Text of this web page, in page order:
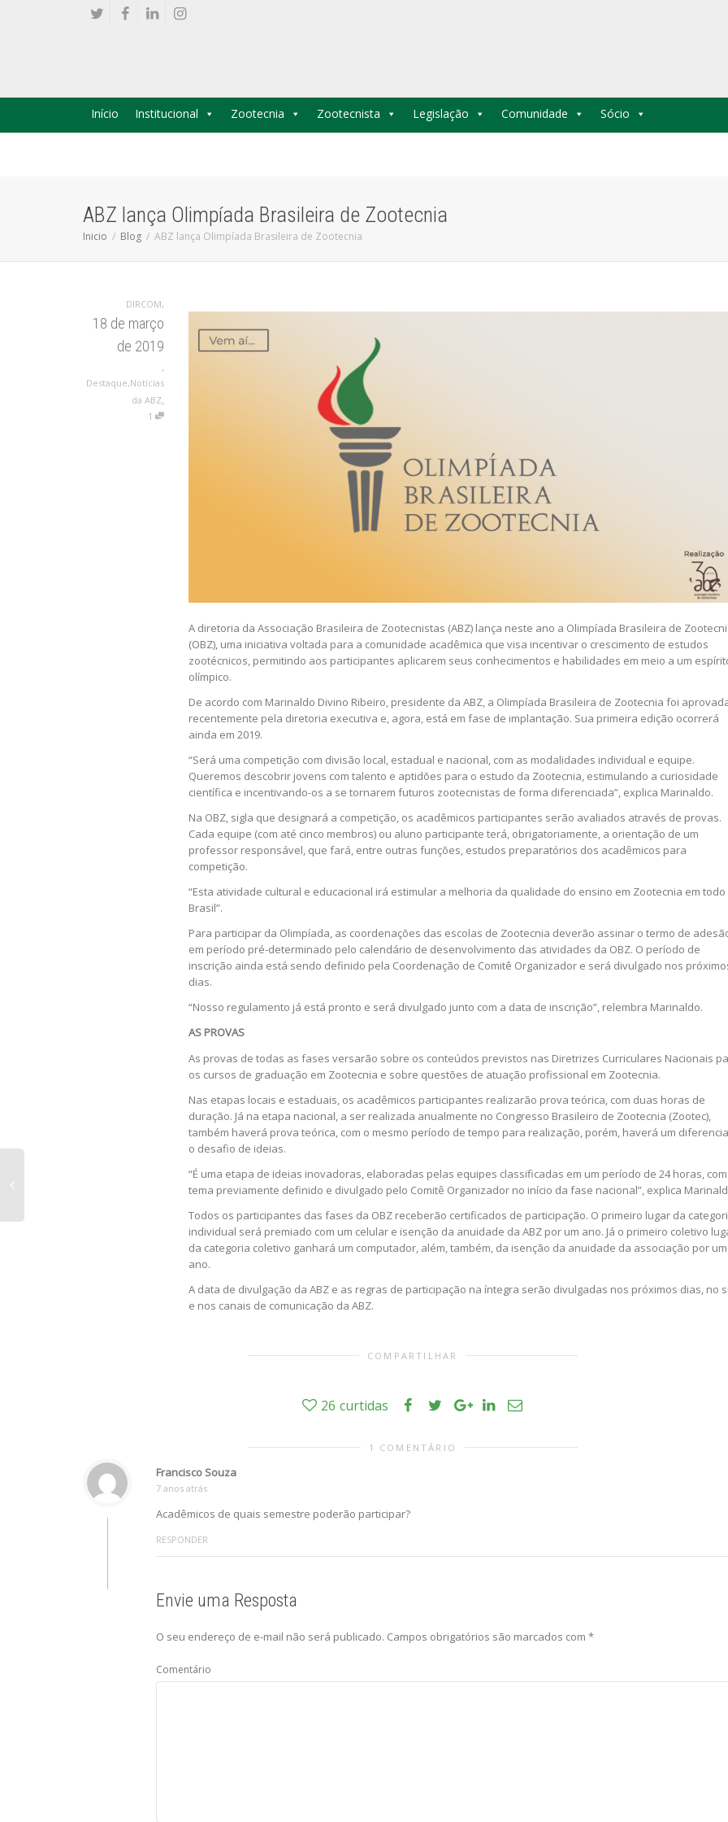
Início Institucional Zootecnia Zootecnista Legislação Comunidade Sócio
ABZ lança Olimpíada Brasileira de Zootecnia
Inicio Blog ABZ lança Olimpíada Brasileira de Zootecnia
DIRCOM,
18 de março
de 2019
Destaque,Notícias
da ABZ
1
A diretoria da Associação Brasileira de Zootecnistas (ABZ) lança neste ano a Olimpíada Brasileira de
(OBZ), uma iniciativa voltada para a comunidade acadêmica que visa incentivar o crescimento de estudos
zootécnicos, permitindo aos participantes aplicarem seus conhecimentos e habilidades em meio a um
olímpico.
De acordo com Marinaldo Divino Ribeiro, presidente da ABZ, a Olimpíada Brasileira de Zootecnia foi
recentemente pela diretoria executiva e, agora, está em fase de implantação. Sua primeira edição ocorrerá
ainda em 2019.
“Será uma competição com divisão local, estadual e nacional, com as modalidades individual e equipe.
Queremos descobrir jovens com talento e aptidões para o estudo da Zootecnia, estimulando a curiosidade
científica e incentivando-os a se tornarem futuros zootecnistas de forma diferenciada”, explica Marinaldo.
Na OBZ, sigla que designará a competição, os acadêmicos participantes serão avaliados através de provas.
Cada equipe (com até cinco membros) ou aluno participante terá, obrigatoriamente, a orientação de um
professor responsável, que fará, entre outras funções, estudos preparatórios dos acadêmicos para
competição.
“Esta atividade cultural e educacional irá estimular a melhoria da qualidade do ensino em Zootecnia em todo
Brasil”.
Para participar da Olimpíada, as coordenações das escolas de Zootecnia deverão assinar o termo de
em período pré-determinado pelo calendário de desenvolvimento das atividades da OBZ. O período de
inscrição ainda está sendo definido pela Coordenação de Comitê Organizador e será divulgado nos
dias.
“Nosso regulamento já está pronto e será divulgado junto com a data de inscrição”, relembra Marinaldo.
AS PROVAS
As provas de todas as fases versarão sobre os conteúdos previstos nas Diretrizes Curriculares Nacionais
os cursos de graduação em Zootecnia e sobre questões de atuação profissional em Zootecnia.
Nas etapas locais e estaduais, os acadêmicos participantes realizarão prova teórica, com duas horas de
duração. Já na etapa nacional, a ser realizada anualmente no Congresso Brasileiro de Zootecnia (Zootec),
também haverá prova teórica, com o mesmo período de tempo para realização, porém, haverá um
o desafio de ideias.
“É uma etapa de ideias inovadoras, elaboradas pelas equipes classificadas em um período de 24 horas, com
tema previamente definido e divulgado pelo Comitê Organizador no início da fase nacional”, explica
Todos os participantes das fases da OBZ receberão certificados de participação. O primeiro lugar da
individual será premiado com um celular e isenção da anuidade da ABZ por um ano. Já o primeiro coletivo
da categoria coletivo ganhará um computador, além, também, da isenção da anuidade da associação por um
ano.
A data de divulgação da ABZ e as regras de participação na íntegra serão divulgadas nos próximos dias, no
e nos canais de comunicação da ABZ.
COMPARTILHAR
26 curtidas
1 COMENTÁRIO
Francisco Souza
7 anos atrás
Acadêmicos de quais semestre poderão participar?
RESPONDER
Envie uma Resposta
O seu endereço de e-mail não será publicado. Campos obrigatórios são marcados com *
Comentário